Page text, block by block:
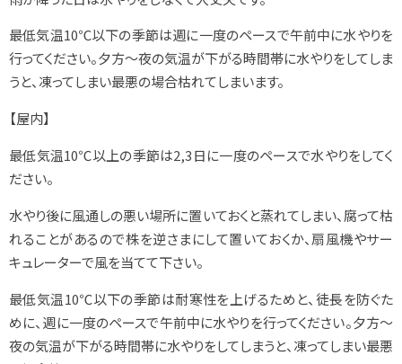
最低気温10℃以下の季節は週に一度のペースで午前中に水やりを
行ってください。夕方～夜の気温が下がる時間帯に水やりをしてしま
うと、凍ってしまい最悪の場合枯れてしまいます。
【屋内】
最低気温10℃以上の季節は2,3日に一度のペースで水やりをしてく
ださい。
水やり後に風通しの悪い場所に置いておくと蒸れてしまい、腐って枯
れることがあるので株を逆さまにして置いておくか、扇風機やサー
キュレーターで風を当てて下さい。
最低気温10℃以下の季節は耐寒性を上げるためと、徒長を防ぐた
めに、週に一度のペースで午前中に水やりを行ってください。夕方～
夜の気温が下がる時間帯に水やりをしてしまうと、凍ってしまい最悪